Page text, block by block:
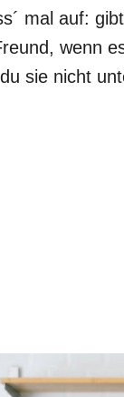
mal auf:
wenn
sie nicht